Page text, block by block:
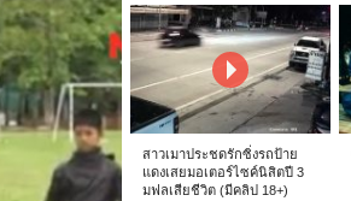
สาวเมาประชดรักซิ่งรถป้าย
แดงเสยมอเตอร์ไซค์นิสิตปี 3
มฟลเสียชีวิต (มีคลิป 18+)